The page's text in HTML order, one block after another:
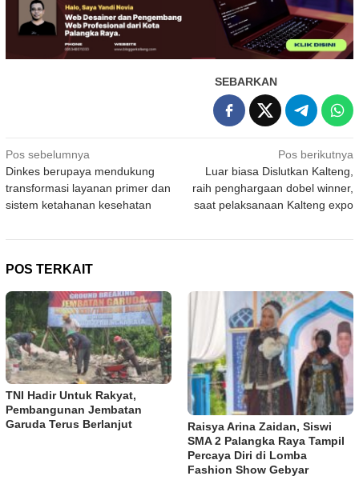
SEBARKAN
Navigasi
pos
Pos sebelumnya
Dinkes berupaya mendukung
transformasi layanan primer dan
sistem ketahanan kesehatan
Pos berikutnya
Luar biasa Dislutkan Kalteng,
raih penghargaan dobel winner,
saat pelaksanaan Kalteng expo
POS TERKAIT
TNI Hadir Untuk Rakyat,
Pembangunan Jembatan
Garuda Terus Berlanjut
Raisya Arina Zaidan, Siswi
SMA 2 Palangka Raya Tampil
Percaya Diri di Lomba
Fashion Show Gebyar